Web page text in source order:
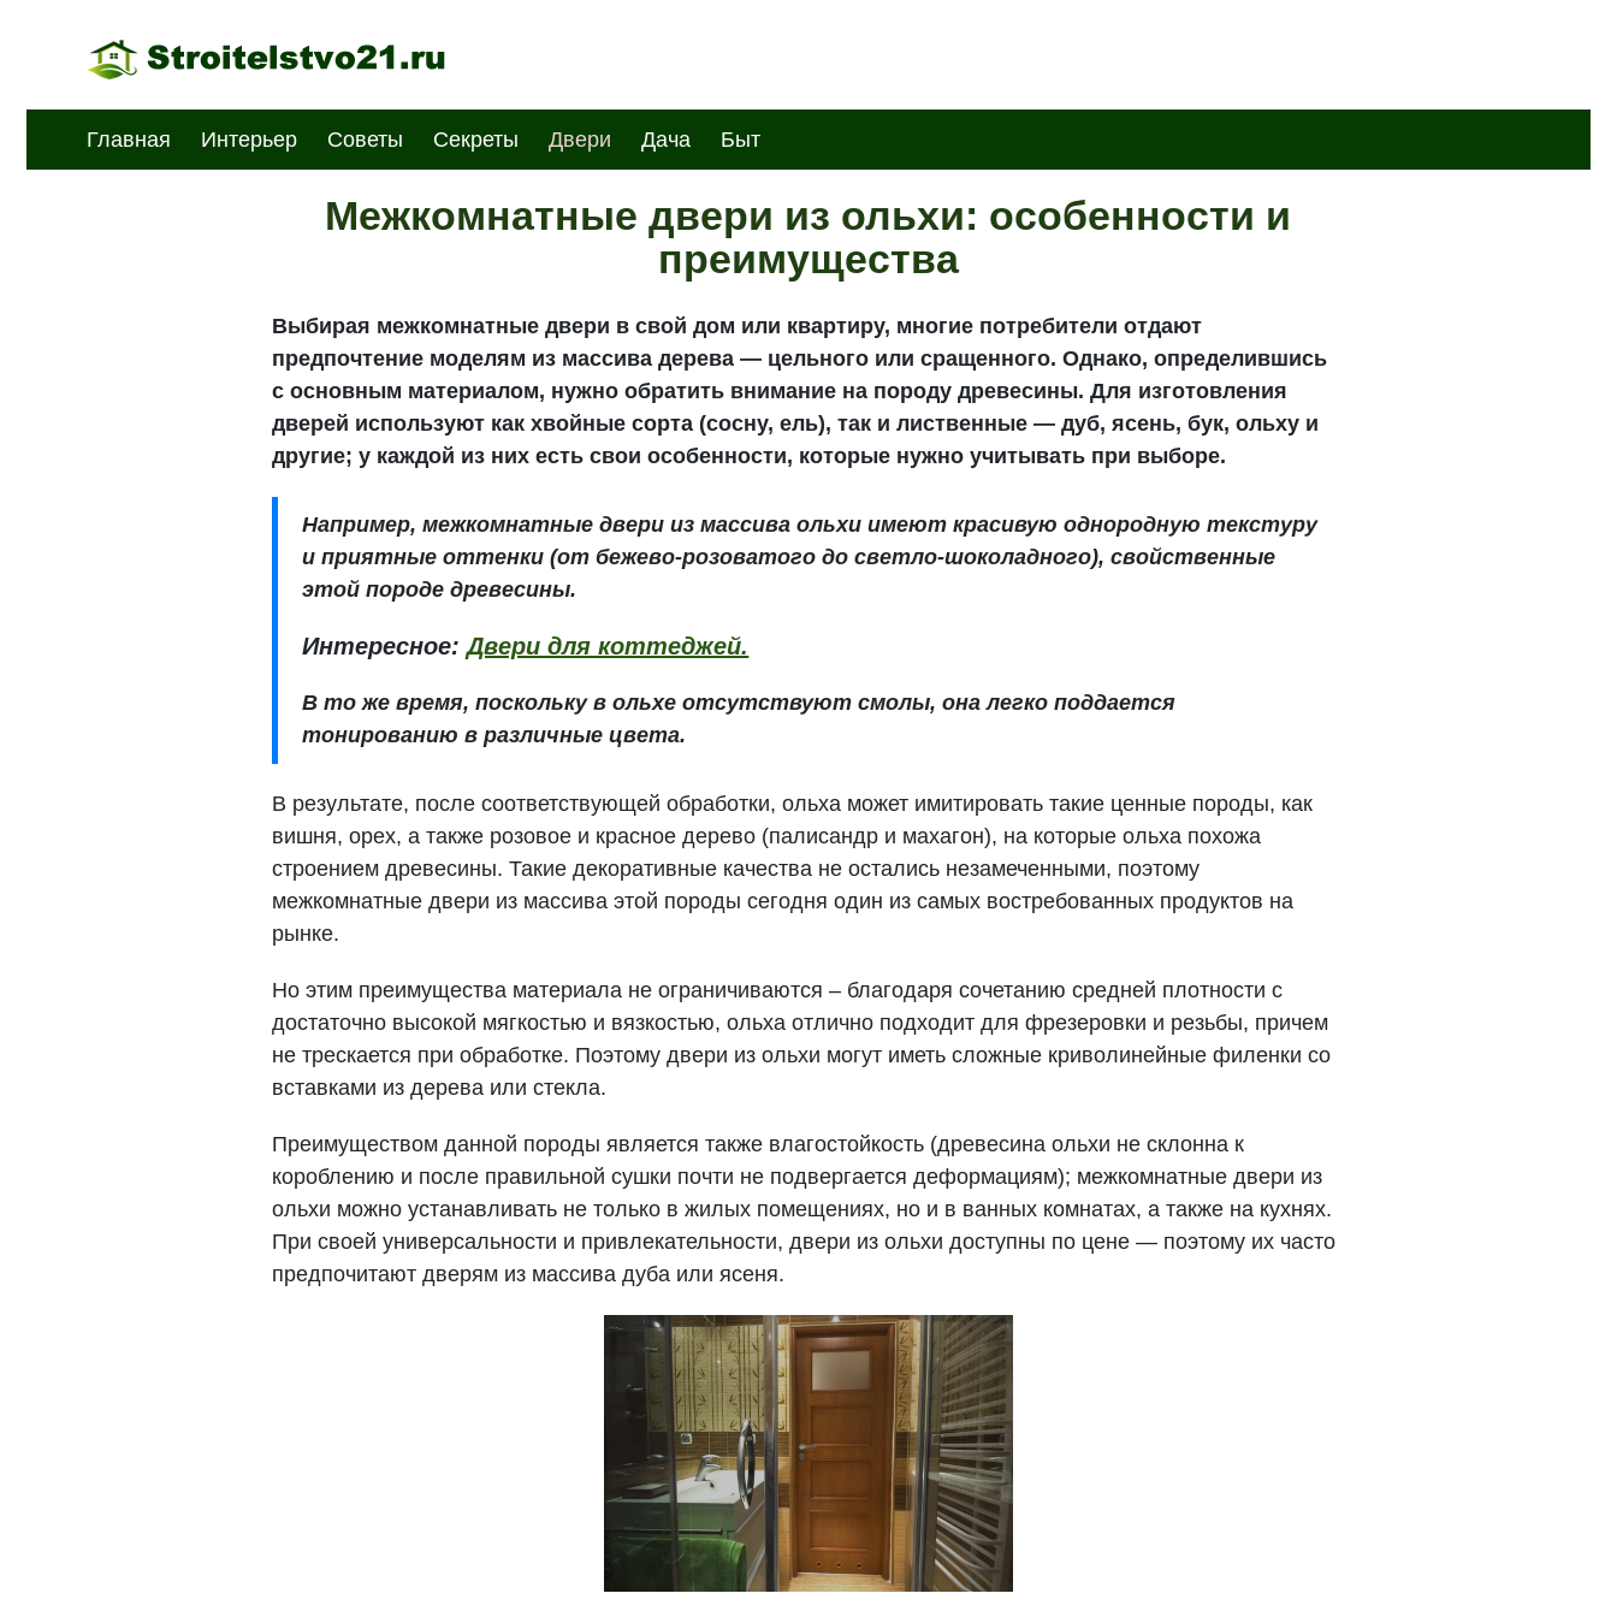
Главная Интерьер Советы Секреты Двери Дача Быт
Межкомнатные двери из ольхи: особенности и
преимущества
Выбирая межкомнатные двери в свой дом или квартиру, многие потребители отдают
предпочтение моделям из массива дерева — цельного или сращенного. Однако, определившись
с основным материалом, нужно обратить внимание на породу древесины. Для изготовления
дверей используют как хвойные сорта (сосну, ель), так и лиственные — дуб, ясень, бук, ольху и
другие; у каждой из них есть свои особенности, которые нужно учитывать при выборе.
Например, межкомнатные двери из массива ольхи имеют красивую однородную текстуру
и приятные оттенки (от бежево-розоватого до светло-шоколадного), свойственные
этой породе древесины.
Интересное:Двери для коттеджей.
В то же время, поскольку в ольхе отсутствуют смолы, она легко поддается
тонированию в различные цвета.
В результате, после соответствующей обработки, ольха может имитировать такие ценные породы, как
вишня, орех, а также розовое и красное дерево (палисандр и махагон), на которые ольха похожа
строением древесины. Такие декоративные качества не остались незамеченными, поэтому
межкомнатные двери из массива этой породы сегодня один из самых востребованных продуктов на
рынке.
Но этим преимущества материала не ограничиваются – благодаря сочетанию средней плотности с
достаточно высокой мягкостью и вязкостью, ольха отлично подходит для фрезеровки и резьбы, причем
не трескается при обработке. Поэтому двери из ольхи могут иметь сложные криволинейные филенки со
вставками из дерева или стекла.
Преимуществом данной породы является также влагостойкость (древесина ольхи не склонна к
короблению и после правильной сушки почти не подвергается деформациям); межкомнатные двери из
ольхи можно устанавливать не только в жилых помещениях, но и в ванных комнатах, а также на кухнях.
При своей универсальности и привлекательности, двери из ольхи доступны по цене — поэтому их часто
предпочитают дверям из массива дуба или ясеня.